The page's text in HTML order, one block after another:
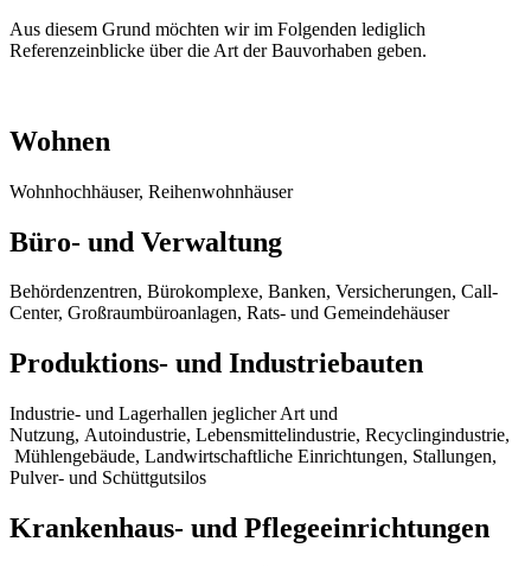
Aus diesem Grund möchten wir im Folgenden lediglich
Referenzeinblicke über die Art der Bauvorhaben geben.
Wohnen
Wohnhochhäuser, Reihenwohnhäuser
Büro- und Verwaltung
Behördenzentren, Bürokomplexe, Banken, Versicherungen, Call-
Center, Großraumbüroanlagen, Rats- und Gemeindehäuser
Produktions- und Industriebauten
Industrie- und Lagerhallen jeglicher Art und
Nutzung, Autoindustrie, Lebensmittelindustrie, Recyclingindustrie,
Mühlengebäude, Landwirtschaftliche Einrichtungen, Stallungen,
Pulver- und Schüttgutsilos
Krankenhaus- und Pflegeeinrichtungen